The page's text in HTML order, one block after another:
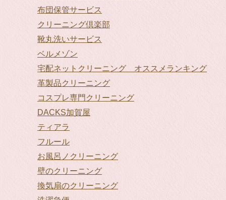
布団保管サービス
クリーニング倶楽部
靴丸洗いサービス
ベルメゾン
宅配ネットクリーニング オススメランキング
革製品クリーニング
コスプレ専門クリーニング
DACKS加賀屋
ティアラ
フルール
お風呂ノクリーニング
壁のクリーニング
換気扇のクリーニング